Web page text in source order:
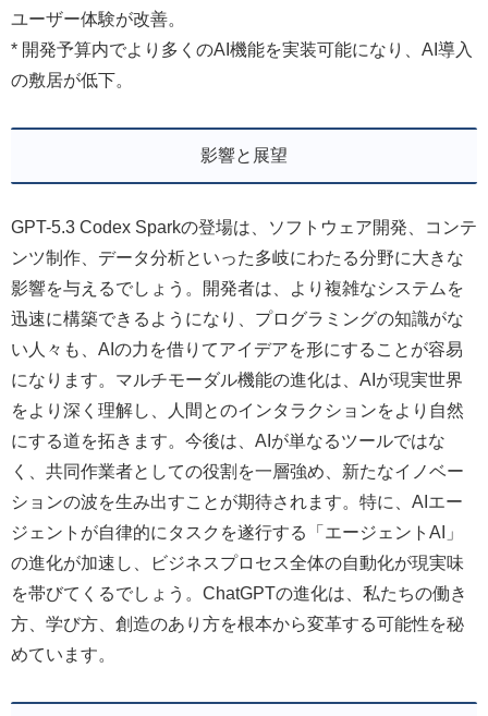
ユーザー体験が改善。
* 開発予算内でより多くのAI機能を実装可能になり、AI導入
の敷居が低下。
影響と展望
GPT-5.3 Codex Sparkの登場は、ソフトウェア開発、コンテ
ンツ制作、データ分析といった多岐にわたる分野に大きな
影響を与えるでしょう。開発者は、より複雑なシステムを
迅速に構築できるようになり、プログラミングの知識がな
い人々も、AIの力を借りてアイデアを形にすることが容易
になります。マルチモーダル機能の進化は、AIが現実世界
をより深く理解し、人間とのインタラクションをより自然
にする道を拓きます。今後は、AIが単なるツールではな
く、共同作業者としての役割を一層強め、新たなイノベー
ションの波を生み出すことが期待されます。特に、AIエー
ジェントが自律的にタスクを遂行する「エージェントAI」
の進化が加速し、ビジネスプロセス全体の自動化が現実味
を帯びてくるでしょう。ChatGPTの進化は、私たちの働き
方、学び方、創造のあり方を根本から変革する可能性を秘
めています。